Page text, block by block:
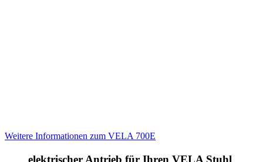
Weitere Informationen zum VELA 700E